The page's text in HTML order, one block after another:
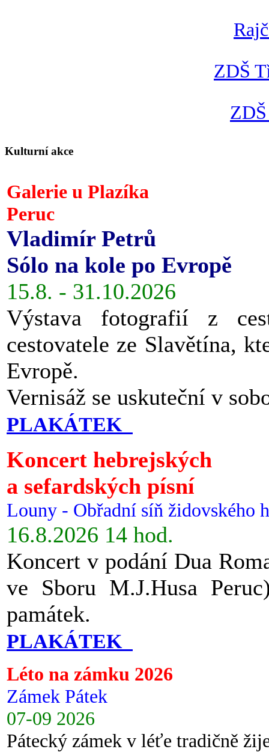
ZDŠ
Kulturní akce
Galerie u Plazíka
Peruc
Vladimír Petrů
Sólo na kole po Evropě
15.8. - 31.10.2026
Výstava fotografií z
cestovatele ze Slavětína,
Evropě.
Vernisáž se uskuteční v
PLAKÁTEK
Koncert hebrejských
a sefardských písní
Louny - Obřadní síň židovského
16.8.2026 14 hod.
Koncert v podání Dua
ve Sboru M.J.Husa
památek.
PLAKÁTEK
Léto na zámku 2026
Zámek Pátek
07-09 2026
Pátecký zámek v léťe tradičně